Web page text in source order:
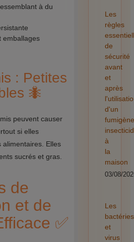
à du
emballages
: Petites
🐜
peuvent causer
si elles
alimentaires. Elles
sucrés et gras.
de
et de
✅
Les
règles
de
sécurité
avant
et
après
d'un
fumigène
à
la
maison
03/08/
Les
bactéries
et
virus